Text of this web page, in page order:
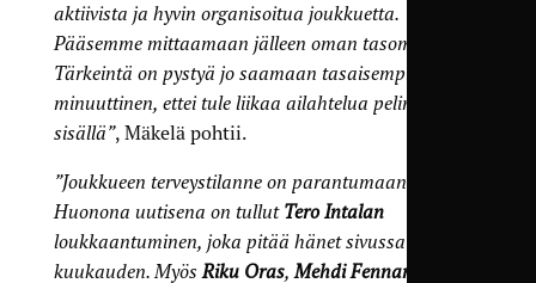
aktiivista ja hyvin organisoitua joukkuetta.
Pääsemme mittaamaan jälleen oman tasomme.
Tärkeintä on pystyä jo saamaan tasaisempi 90-
minuuttinen, ettei tule liikaa ailahtelua pelin
sisällä”, Mäkelä pohtii.
”Joukkueen terveystilanne on parantumaan päin.
Huonona uutisena on tullut Tero Intalan
loukkaantuminen, joka pitää hänet sivussa
kuukauden. MyösRiku Oras,Mehdi Fennane